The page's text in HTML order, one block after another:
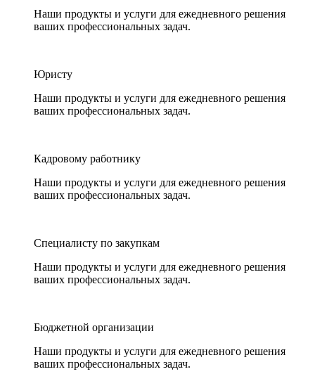
Наши продукты и услуги для ежедневного решения
ваших профессиональных задач.
Юристу
Наши продукты и услуги для ежедневного решения
ваших профессиональных задач.
Кадровому работнику
Наши продукты и услуги для ежедневного решения
ваших профессиональных задач.
Специалисту по закупкам
Наши продукты и услуги для ежедневного решения
ваших профессиональных задач.
Бюджетной организации
Наши продукты и услуги для ежедневного решения
ваших профессиональных задач.